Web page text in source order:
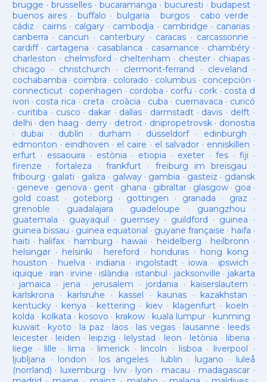
brugge · brusselles· bucaramanga · bucuresti · budapest·
buenos aires· buffalo · bulgaria · burgos· cabo verde ·
cádiz · cairns· calgary · cambodja · cambridge · canarias·
canberra · cancun · canterbury · caracas · carcassonne ·
cardiff· cartagena · casablanca · casamance · chambéry·
charleston · chelmsford · cheltenham · chester· chiapas ·
chicago · christchurch · clermont-ferrand · cleveland ·
cochabamba · coimbra · colorado · columbus· concepción ·
connecticut· copenhagen · cordoba · corfu · cork · costa d
ivori · costa rica · creta · croàcia · cuba · cuernavaca · curicó
· curitiba · cusco · dakar · dallas · darmstadt· davis · delft ·
delhi · den haag · derry· detroit· dnipropetrovsk· donostia
· dubai · dublín · durham · düsseldorf· edinburgh ·
edmonton · eindhoven · el caire · el salvador · enniskillen ·
erfurt· essaouira · estònia · etiopia · exeter· fes· fiji ·
firenze ·fortaleza · frankfurt· freiburg im breisgau ·
fribourg · galati · galiza · galway· gambia · gasteiz · gdansk
· geneve · genova · gent· ghana · gibraltar· glasgow· goa ·
gold coast · goteborg · gottingen · granada · graz ·
grenoble · guadalajara · guadeloupe · guangzhou ·
guatemala · guayaquil · guernsey· guildford · guinea ·
guinea bissau · guinea equatorial · guyane française · haifa ·
haiti · halifax · hamburg · hawaii · heidelberg · heilbronn ·
helsingør· helsinki · hereford · honduras· hong kong ·
houston · huelva · indiana · ingolstadt· iowa · ipswich ·
iquique · iran · irvine · islàndia · istanbul · jacksonville · jakarta
· jamaica · jena · jerusalem · jordania · kaiserslautern ·
karlskrona · karlsruhe · kassel · kaunas· kazakhstan ·
kentucky· kenya · kettering · kiev· klagenfurt · koeln ·
kolda · kolkata · kosovo · krakow· kuala lumpur · kunming ·
kuwait· kyoto · la paz · laos· las vegas· lausanne · leeds ·
leicester· leiden · leipzig · lelystad · leon · letònia · liberia ·
liege · lille · lima · limerick· lincoln · lisboa · liverpool ·
ljubljana · london · los angeles· lublin · lugano · luleå
(norrland) · luxemburg · lviv · lyon · macau · madagascar·